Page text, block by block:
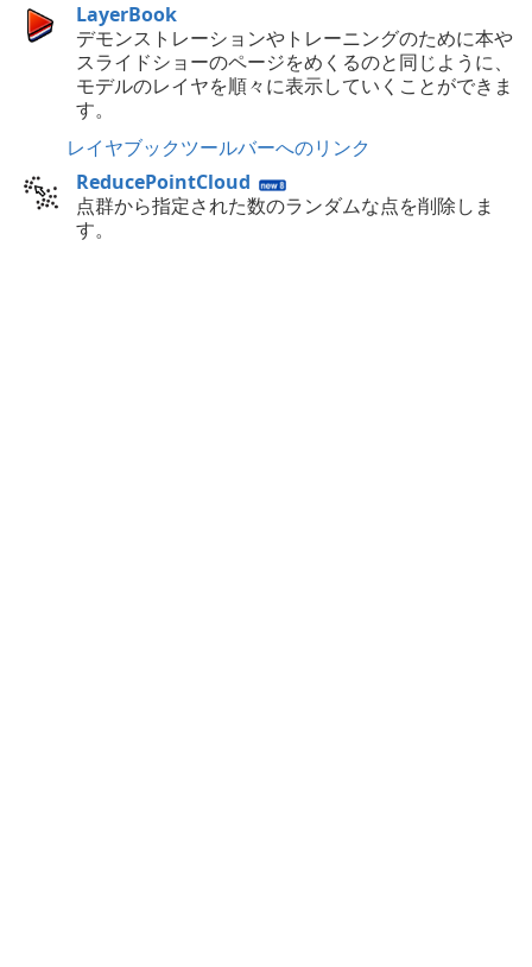
LayerBook
デモンストレーションやトレーニングのために本や
スライドショーのページをめくるのと同じように、
モデルのレイヤを順々に表示していくことができま
す。
レイヤブックツールバーへのリンク
ReducePointCloud
点群から指定された数のランダムな点を削除しま
す。